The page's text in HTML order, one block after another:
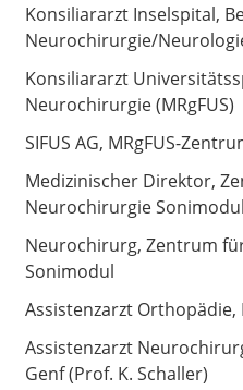
Konsiliararzt Inselspital,
Neurochirurgie/
Konsiliararzt
Neurochirurgie (MRgFUS)
SIFUS AG, MRgFUS-
Medizinischer Direktor,
Neurochirurgie Sonimodul
Neurochirurg, Zentrum
Sonimodul
Assistenzarzt
Assistenzarzt
Genf (Prof. K. Schaller)
Suche